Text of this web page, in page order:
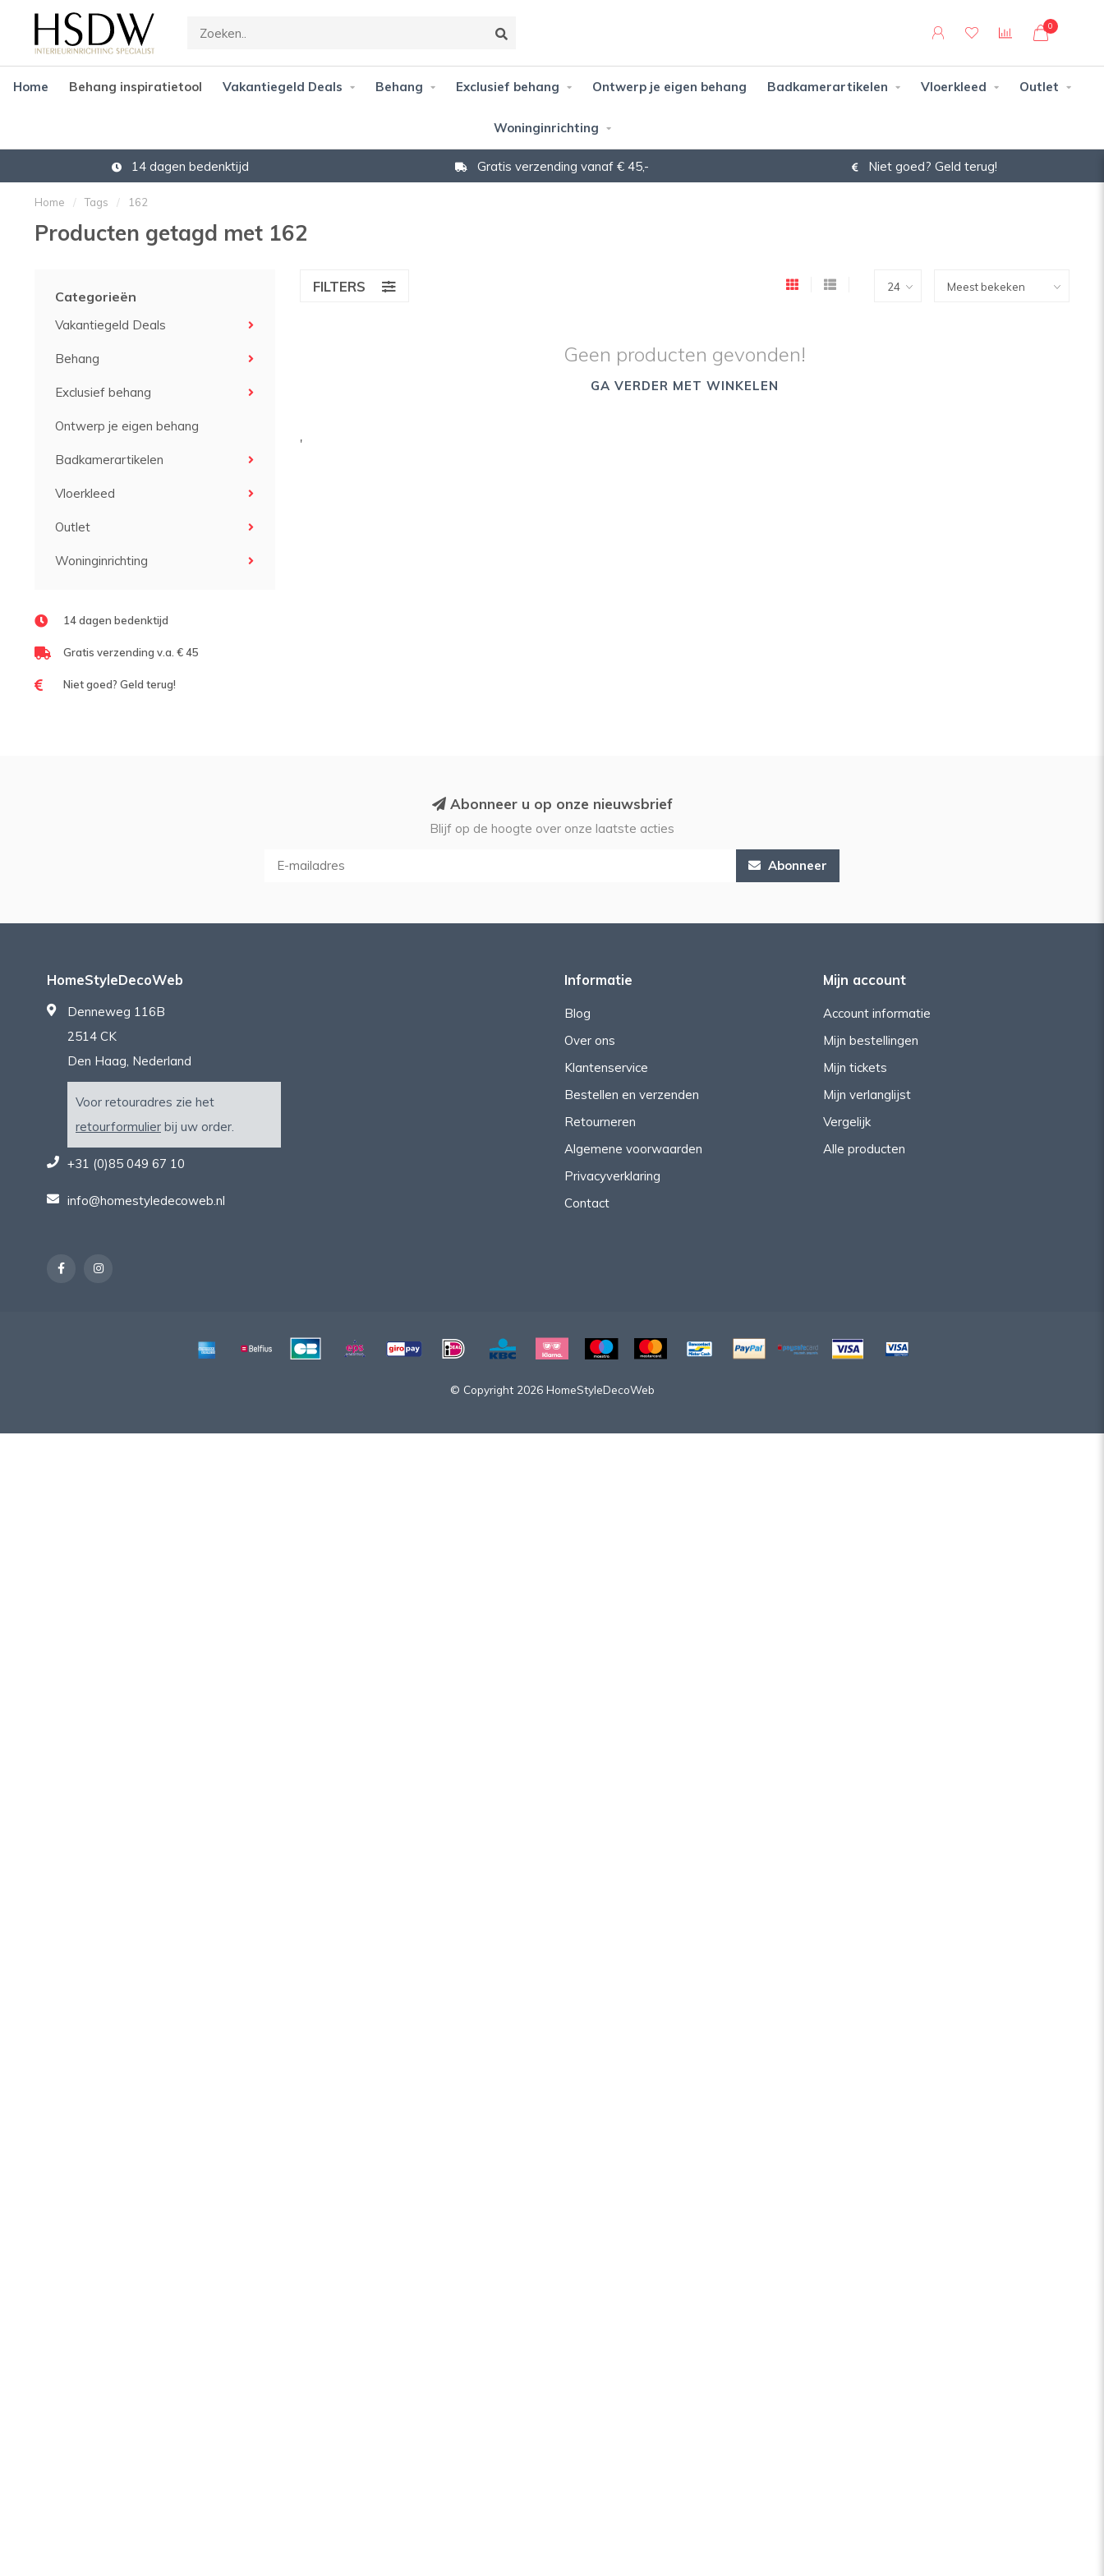
0
Home Behang inspiratietool Vakantiegeld Deals Behang Exclusief behang Ontwerp je eigen behang Badkamerartikelen Vloerkleed Outlet
Woninginrichting
14 dagen bedenktijd Gratis verzending vanaf € 45,- Niet goed? Geld terug!
Home / Tags / 162
Producten getagd met 162
Categorieën
Vakantiegeld Deals
Behang
Exclusief behang
Ontwerp je eigen behang
Badkamerartikelen
Vloerkleed
Outlet
Woninginrichting
14 dagen bedenktijd
Gratis verzending v.a. € 45
Niet goed? Geld terug!
FILTERS
Geen producten gevonden!
GA VERDER MET WINKELEN
'
Abonneer u op onze nieuwsbrief
Blijf op de hoogte over onze laatste acties
Abonneer
HomeStyleDecoWeb
Denneweg 116B
2514 CK
Den Haag, Nederland
Voor retouradres zie het
retourformulier bij uw order.
+31 (0)85 049 67 10
info@homestyledecoweb.nl
Informatie
Blog
Over ons
Klantenservice
Bestellen en verzenden
Retourneren
Algemene voorwaarden
Privacyverklaring
Contact
Mijn account
Account informatie
Mijn bestellingen
Mijn tickets
Mijn verlanglijst
Vergelijk
Alle producten
© Copyright 2026 HomeStyleDecoWeb